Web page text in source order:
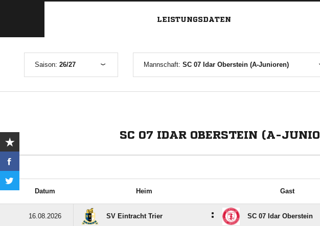
LEISTUNGSDATEN
Saison: 26/27 Mannschaft:SC 07 Idar Oberstein (A-Junioren)
SC 07 IDAR OBERSTEIN (A-
Datum Heim Gast
16.08.2026 SV Eintracht Trier : SC 07 Idar Oberstein